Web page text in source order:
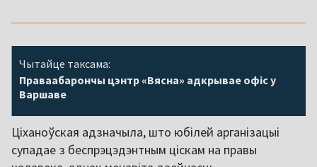
Чытайце таксама:
Праваабарончы цэнтр «Вясна» адкрывае офіс у
Варшаве
Ціханоўская адзначыла, што юбілей арганізацыі
супадае з беспрэцэдэнтным ціскам на правы